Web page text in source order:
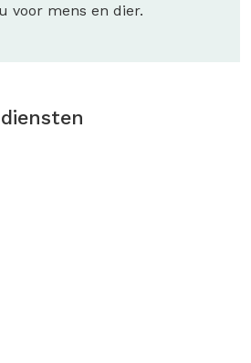
voor mens en dier.